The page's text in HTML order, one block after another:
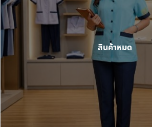
สินค้าหมด